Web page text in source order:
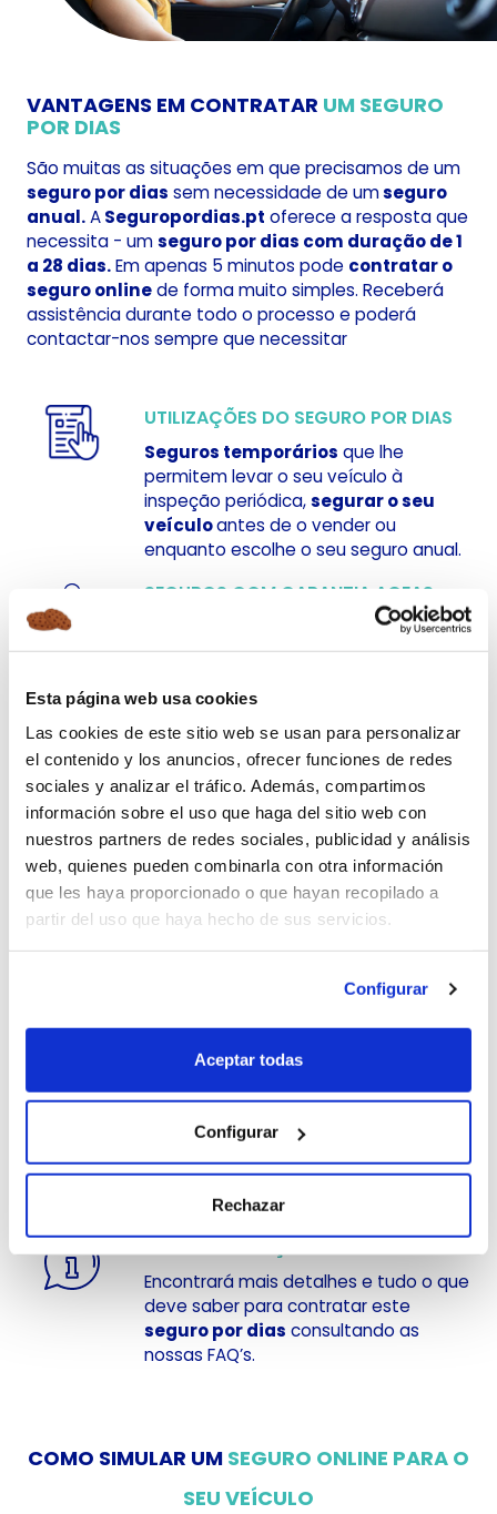
Esta página web usa cookies
Las cookies de este sitio web se usan para personalizar
el contenido y los anuncios, ofrecer funciones de redes
sociales y analizar el tráfico. Además, compartimos
información sobre el uso que haga del sitio web con
nuestros partners de redes sociales, publicidad y análisis
web, quienes pueden combinarla con otra información
que les haya proporcionado o que hayan recopilado a
partir del uso que haya hecho de sus servicios.
Configurar
Aceptar todas
Configurar
Rechazar
VANTAGENS EM CONTRATAR UM SEGURO
POR DIAS
São muitas as situações em que precisamos de um
seguro por dias sem necessidade de umseguro
anual.ASeguropordias.pt oferece a resposta que
necessita - umseguro por dias com duração de 1
a 28 dias.Em apenas 5 minutos pode contratar o
seguro onlinede forma muito simples. Receberá
assistência durante todo o processo e poderá
contactar-nos sempre que necessitar
UTILIZAÇÕES DO SEGURO POR DIAS
Seguros temporários que lhe
permitem levar o seu veículo à
inspeção periódica,segurar o seu
veículoantes de o vender ou
enquanto escolhe o seu seguro anual.
SEGUROS COM GARANTIA AGEAS
AAgeas Segurosdisponibiliza
necessidades dos seus Clientes, com
foco na sua proteção, contando com
uma vasta rede de distribuição de
Mediadores e Parceiros.
VENDA OS NOSSOS PRODUTOS
Se é mediador profissional, descubra
como podevender seguros por dias
aos seus clientes com condições
especiais.
Responsabilidade Civil Obrigatória
e aindaAssistência em Viagem.
O QUE É A SEGUROPORDIAS.PT?
ASeguropordias.ptchega a Portugal
para fazer face a situações nas quais
é necessário umseguro por dias
para automóveis, motas, veículos
comerciais ou autocaravanas.
Encontrará mais detalhes e tudo o que
deve saber para contratar este
seguro por dias consultando as
nossas FAQ’s.
COMO SIMULAR UM SEGURO ONLINE PARA O
SEU VEÍCULO